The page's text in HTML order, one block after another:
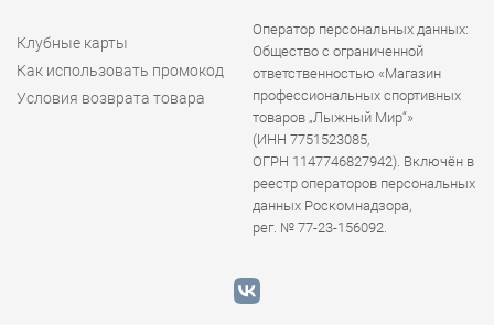
Клубные карты
Как использовать промокод
Условия возврата товара
Оператор персональных данных:
Общество с ограниченной
ответственностью «Магазин
профессиональных спортивных
товаров „Лыжный Мир“»
(ИНН 7751523085,
ОГРН 1147746827942). Включён в
реестр операторов персональных
данных Роскомнадзора,
рег. № 77-23-156092.